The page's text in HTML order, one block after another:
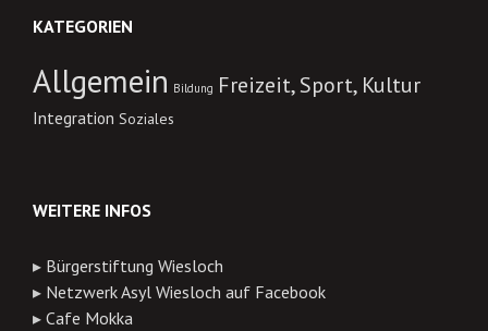
KATEGORIEN
Allgemein Bildung Freizeit, Sport, Kultur
Integration Soziales
WEITERE INFOS
▸ Bürgerstiftung Wiesloch
▸ Netzwerk Asyl Wiesloch auf Facebook
▸ Cafe Mokka